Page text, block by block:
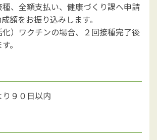
、全額支払い、健康づくり課へ申請
額をお振り込みします。
）ワクチンの場合、２回接種完了後
。
９０日以内